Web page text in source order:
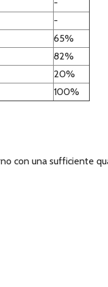
-
-
65%
82%
20%
100%
con una sufficiente